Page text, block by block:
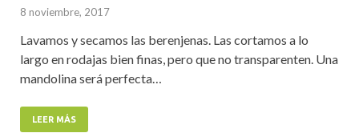
8 noviembre, 2017
Lavamos y secamos las berenjenas. Las cortamos a lo
largo en rodajas bien finas, pero que no transparenten. Una
mandolina será perfecta…
LEER MÁS